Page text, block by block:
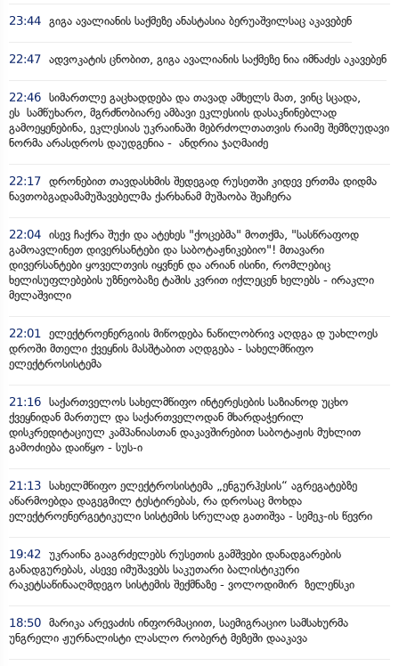
23:44 გიგა ავალიანის საქმეზე ანასტასია ბერუაშვილსაც აკავებენ
22:47 ადვოკატის ცნობით, გიგა ავალიანის საქმეზე ნია იმნაძეს აკავებენ
22:46 სიმართლე გაცხადდება და თავად ამხელს მათ, ვინც სცადა,
ეს სამწუხარო, მგრძნობიარე ამბავი ეკლესიის დასაკნინებლად
გამოეყენებინა, ეკლესიას უკრაინაში მებრძოლთათვის რაიმე შემზღუდავი
ნორმა არასდროს დაუდგენია - ანდრია ჯაღმაიძე
22:17 დრონებით თავდასხმის შედეგად რუსეთში კიდევ ერთმა დიდმა
ნავთობგადამამუშავებელმა ქარხანამ მუშაობა შეაჩერა
22:04 ისევ ჩაქრა შუქი და ატეხეს "ქოცებმა" მოთქმა, "სასწრაფოდ
გამოავლინეთ დივერსანტები და საბოტაჟნიკებიო"! მთავარი
დივერსანტები ყოველთვის იყვნენ და არიან ისინი, რომლებიც
ხელისუფლებების უზნეობაზე ტაშის კვრით იქლეცენ ხელებს - ირაკლი
მელაშვილი
22:01 ელექტროენერგიის მიწოდება ნაწილობრივ აღდგა დ უახლოეს
დროში მთელი ქვეყნის მასშტაბით აღდგება - სახელმწიფო
ელექტროსისტემა
21:16 საქართველოს სახელმწიფო ინტერესების საზიანოდ უცხო
ქვეყნიდან მართულ და საქართველოდან მხარდაჭერილ
დისკრედიტაციულ კამპანიასთან დაკავშირებით საბოტაჟის მუხლით
გამოძიება დაიწყო - სუს-ი
21:13 სახელმწიფო ელექტროსისტემა „ენგურჰესის“ აგრეგატებზე
აწარმოებდა დაგეგმილ ტესტირებას, რა დროსაც მოხდა
ელექტროენერგეტიკული სისტემის სრულად გათიშვა - სემეკ-ის წევრი
19:42 უკრაინა გააგრძელებს რუსეთის გამშვები დანადგარების
განადგურებას, ასევე იმუშავებს საკუთარი ბალისტიკური
რაკეტსაწინააღმდეგო სისტემის შექმნაზე - ვოლოდიმირ ზელენსკი
18:50 მარიკა არევაძის ინფორმაციით, საემიგრაციო სამსახურმა
უნგრელი ჟურნალისტი ლასლო რობერტ მეზეში დააკავა